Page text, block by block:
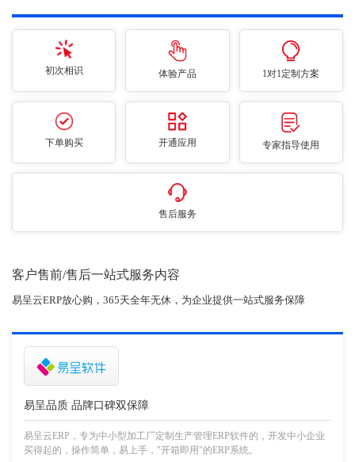
初次相识 体验产品 1对1定制方案
下单购买 开通应用 专家指导使用
售后服务
客户售前/售后一站式服务内容
易呈云ERP放心购，365天全年无休，为企业提供一站式服务保障
易呈品质 品牌口碑双保障
易呈云ERP，专为中小型加工厂定制生产管理ERP软件的，开发中小企业
买得起的，操作简单，易上手，"开箱即用"的ERP系统。